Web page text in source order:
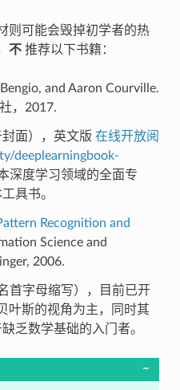
则可能会毁掉初学者的热
不推荐以下书籍：
and Aaron Courville.
，2017.
封面），英文版 在线开放阅
deeplearningbook-
深度学习领域的全面专
具书。
Recognition and
Science and
2006.
首字母缩写），目前已开
叶斯的视角为主，同时其
乏数学基础的入门者。